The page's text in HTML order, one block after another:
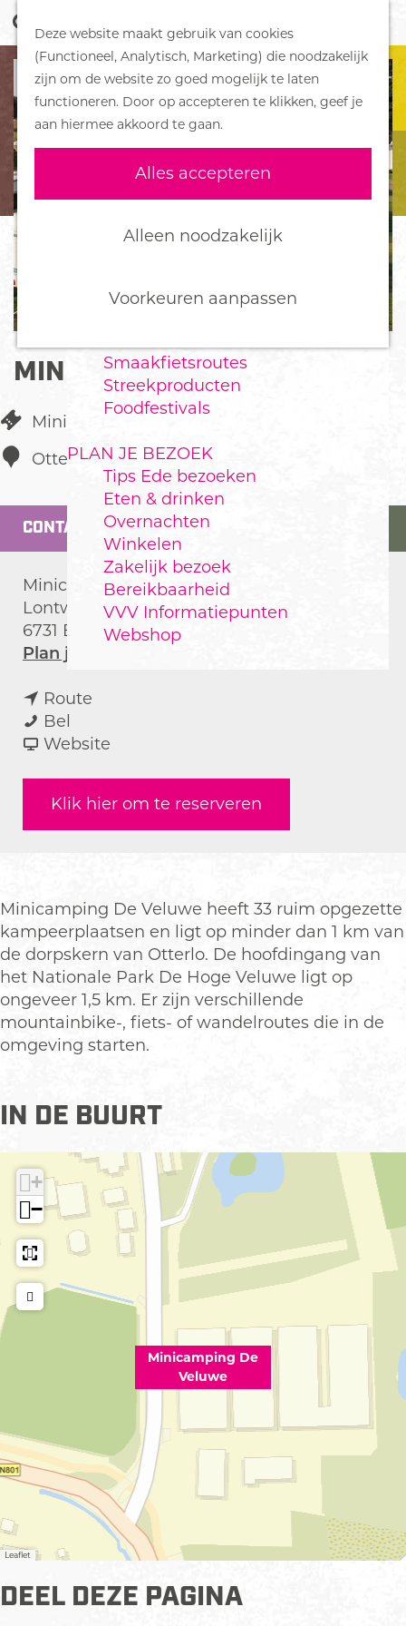
Deze website maakt gebruik van cookies
(Functioneel, Analytisch, Marketing) die noodzakelijk
zijn om de website zo goed mogelijk te laten
functioneren. Door op accepteren te klikken, geef je
aan hiermee akkoord te gaan.
Alles accepteren
Alleen noodzakelijk
Voorkeuren aanpassen
G
n
a
a
r
d
e
h
m
e
p
a
g
e
o
e
k
e
n
M
e
n
u
DORPEN
Bennekom
De Klomp
Deelen
Ederveen
Harskamp
Hoenderloo
Wekerom
Smaakfietsroutes
Streekproducten
Foodfestivals
PLAN JE BEZOEK
Tips Ede bezoeken
Eten & drinken
Overnachten
Winkelen
Zakelijk bezoek
Bereikbaarheid
VVV Informatiepunten
Webshop
MINICAMPING DE VELUWE
Mini-camping
Otterlo
CONTACT
Minicamping De Veluwe
Lontweg 4
6731 EN
Otterlo
Plan je route
i
c
p
i
n
g
D
e
V
u
w
e
Route
a
i
n
a
m
p
i
n
g
D
e
l
w
Bel
i
c
a
i
n
g
D
e
V
e
w
e
Website
M
i
c
a
m
p
i
n
g
V
e
u
w
e
Klik hier om te reserveren
Minicamping De Veluwe heeft 33 ruim opgezette
kampeerplaatsen en ligt op minder dan 1 km van
de dorpskern van Otterlo. De hoofdingang van
het Nationale Park De Hoge Veluwe ligt op
ongeveer 1,5 km. Er zijn verschillende
mountainbike-, fiets- of wandelroutes die in de
omgeving starten.
IN DE BUURT
Minicamping De
Veluwe
+
−
Leaflet
DEEL DEZE PAGINA